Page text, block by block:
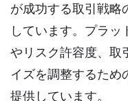
が成功する取引戦略
しています。プラ
やリスク許容度、取
イズを調整するため
提供しています。